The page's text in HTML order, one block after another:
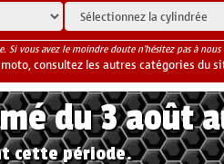
vous avez le moindre doute n'hésitez pas à nous
consultez les autres catégories du
du 3 août
cette période.